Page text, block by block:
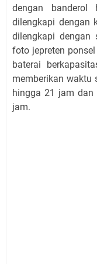
dengan banderol
dilengkapi dengan
dilengkapi dengan
foto jepreten
baterai
memberikan waktu
hingga 21 jam
jam.